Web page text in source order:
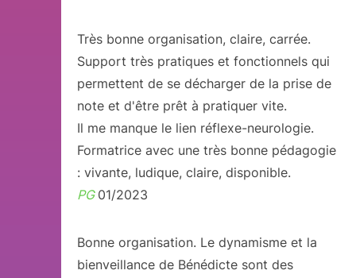
Très bonne organisation, claire, carrée.
Support très pratiques et fonctionnels qui
permettent de se décharger de la prise de
note et d'être prêt à pratiquer vite.
Il me manque le lien réflexe-neurologie.
Formatrice avec une très bonne pédagogie
: vivante, ludique, claire, disponible.
PG 01/2023
Bonne organisation. Le dynamisme et la
bienveillance de Bénédicte sont des